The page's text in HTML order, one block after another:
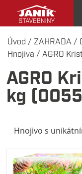
Úvod / ZAHRADA /
Hnojiva / AGRO
AGRO
kg
Hnojivo s